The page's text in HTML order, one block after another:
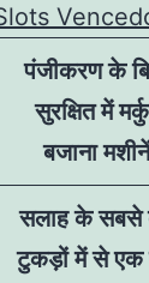
पंजीकरण के
सुरक्षित में
बजाना मशीनें
सलाह के सबसे
टुकड़ों में से